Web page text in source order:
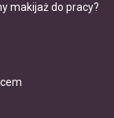
makijaż do pracy?